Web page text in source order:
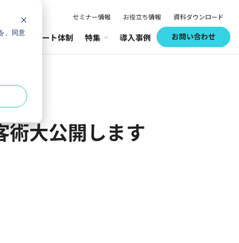
、同意
セミナー情報 お役立ち情報 資料ダウンロード
み サポート体制 特集 導入事例 お問い合わせ
術大公開します